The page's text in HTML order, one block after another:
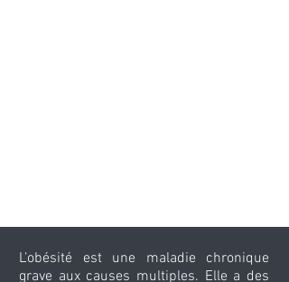
L’obésité est une maladie chronique
grave aux causes multiples. Elle a des